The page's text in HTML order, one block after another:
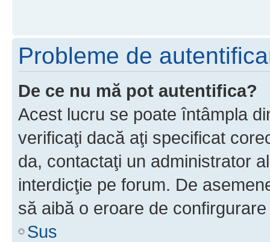
Probleme de
De ce nu mă pot autentifica?
Acest lucru se poate întâmpla
verificaţi dacă aţi specificat
da, contactaţi un administrator
interdicţie pe forum. De
să aibă o eroare de
Sus